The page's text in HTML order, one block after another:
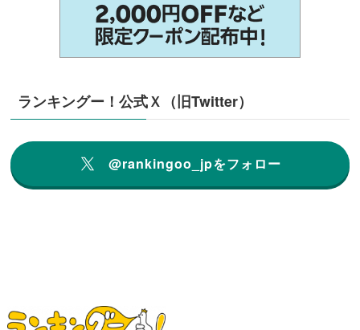
ランキングー！公式Ｘ（旧Twitter）
@rankingoo_jpをフォロー